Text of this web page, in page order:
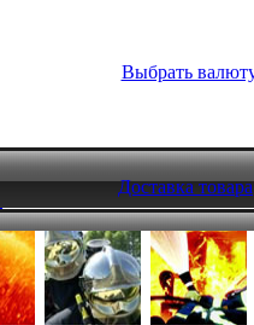
Выбрать
Доставка товара